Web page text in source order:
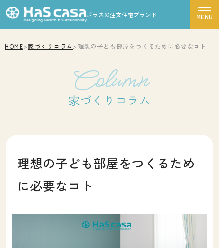
ポラスの注文住宅ブランド
ハスカーサについて
モデルハウス
お客様の声
HOME>家づくりコラム> 理想の子ども部屋をつくるために必要なコト
Column
家づくりコラム
理想の子ども部屋をつくるため
に必要なコト